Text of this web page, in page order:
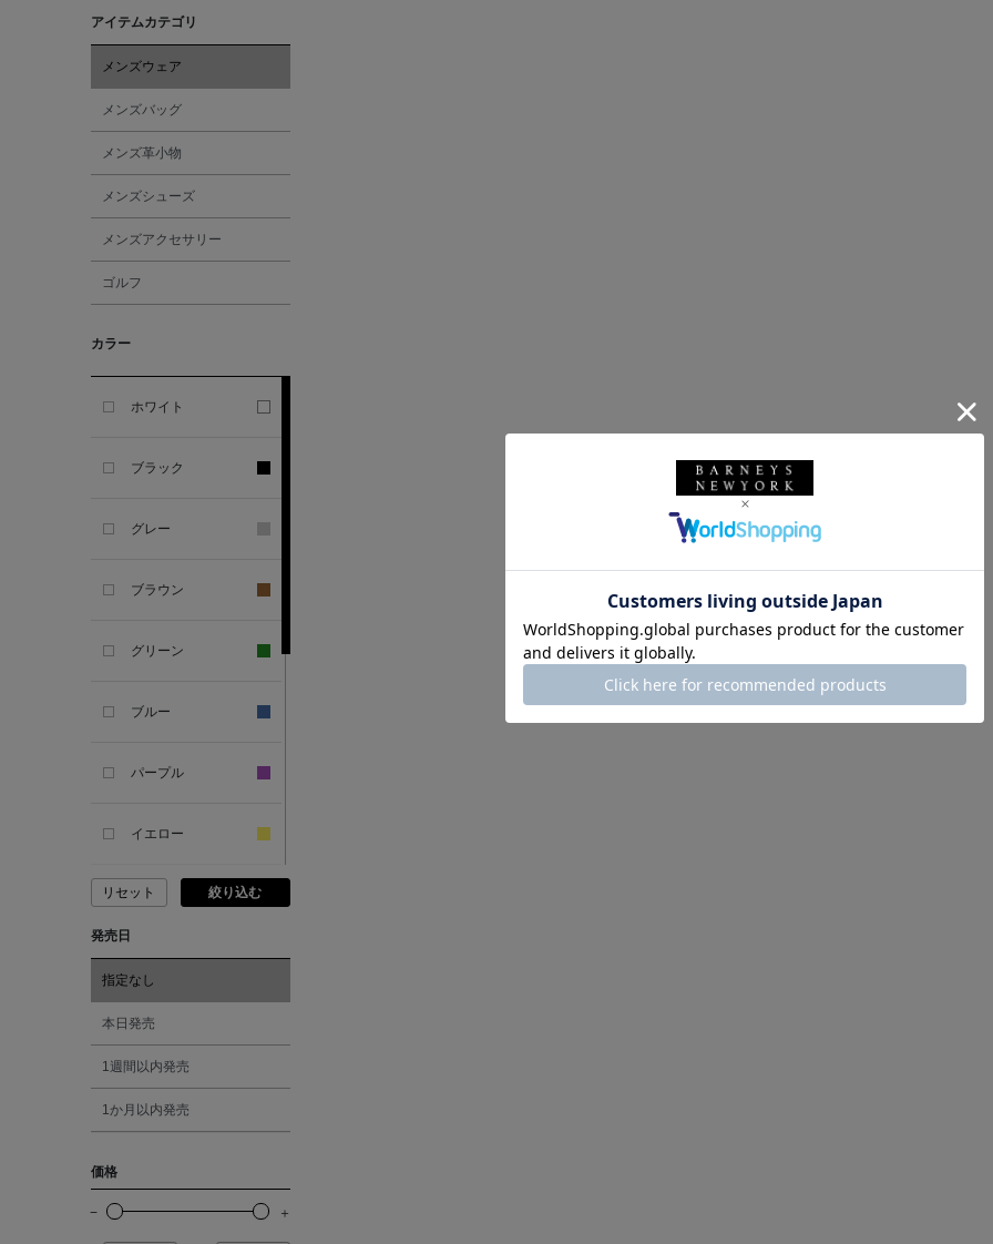
AESOP
ALBERT THURSTON
ALESSANDRO
SANDAL
ANDERSONS
ANTIPAST
ANYA HINDMARCH
ARCS LONDON
ARIANNA
アイテムカテゴリ
メンズウェア
メンズバッグ
メンズ革小物
メンズシューズ
メンズアクセサリー
ゴルフ
カラー
ホワイト
ブラック
グレー
ブラウン
グリーン
ブルー
パープル
イエロー
ピンク
レッド
オレンジ
シルバー
リセット 絞り込む
発売日
指定なし
本日発売
1週間以内発売
1か月以内発売
価格